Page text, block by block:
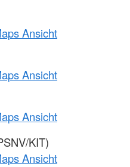
Ansicht
Ansicht
Ansicht
KIT)
Ansicht